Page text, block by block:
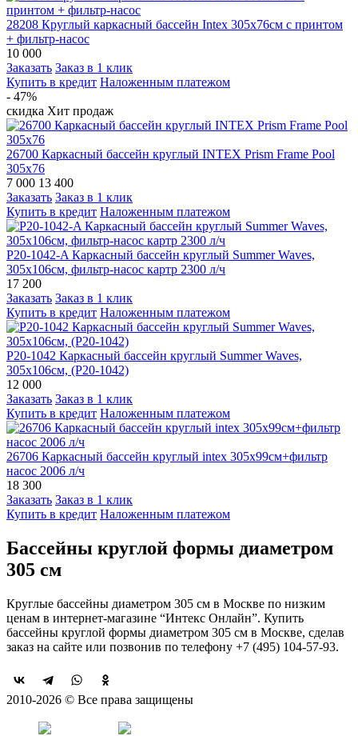
28208 Круглый каркасный бассейн Intex 305х76см с принтом
+ фильтр-насос
10 000
Заказать Заказ в 1 клик
Купить в кредит Наложенным платежом
- 47%
скидка Хит продаж
26700 Каркасный бассейн круглый INTEX Prism Frame Pool
305х76
7 000 13 400
Заказать Заказ в 1 клик
Купить в кредит Наложенным платежом
P20-1042-A Каркасный бассейн круглый Summer Waves,
305х106см, фильтр-насос картр 2300 л/ч
17 200
Заказать Заказ в 1 клик
Купить в кредит Наложенным платежом
P20-1042 Каркасный бассейн круглый Summer Waves,
305х106см, (Р20-1042)
12 000
Заказать Заказ в 1 клик
Купить в кредит Наложенным платежом
26706 Каркасный бассейн круглый intex 305х99см+фильтр
насос 2006 л/ч
18 300
Заказать Заказ в 1 клик
Купить в кредит Наложенным платежом
Бассейны круглой формы диаметром
305 см
Круглые бассейны диаметром 305 см в Москве по низким
ценам в интернет-магазине “Интекс Онлайн”. Купить
бассейны круглой формы диаметром 305 см в Москве, сделав
заказ на сайте или позвонив по телефону +7 (495) 104-57-93.
2010-2026 © Все права защищены